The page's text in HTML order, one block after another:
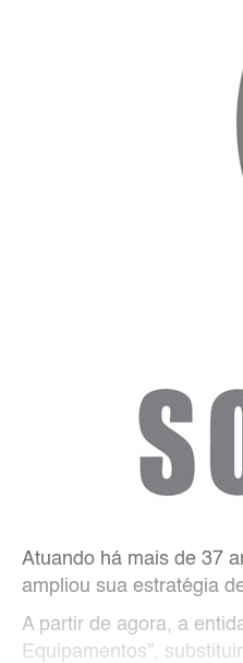
Atuando há mais de 37
ampliou sua estratégia
A partir de agora, a
Equipamentos”,